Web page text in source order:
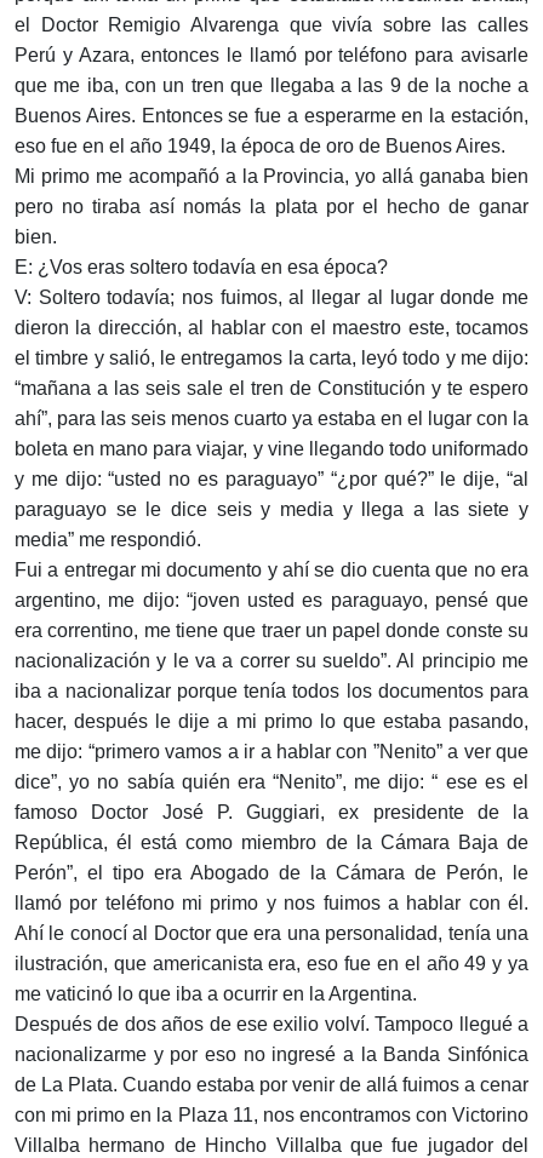
el Doctor Remigio Alvarenga que vivía sobre las calles
Perú y Azara, entonces le llamó por teléfono para avisarle
que me iba, con un tren que llegaba a las 9 de la noche a
Buenos Aires. Entonces se fue a esperarme en la estación,
eso fue en el año 1949, la época de oro de Buenos Aires.
Mi primo me acompañó a la Provincia, yo allá ganaba bien
pero no tiraba así nomás la plata por el hecho de ganar
bien.
E: ¿Vos eras soltero todavía en esa época?
V: Soltero todavía; nos fuimos, al llegar al lugar donde me
dieron la dirección, al hablar con el maestro este, tocamos
el timbre y salió, le entregamos la carta, leyó todo y me dijo:
“mañana a las seis sale el tren de Constitución y te espero
ahí”, para las seis menos cuarto ya estaba en el lugar con la
boleta en mano para viajar, y vine llegando todo uniformado
y me dijo: “usted no es paraguayo” “¿por qué?” le dije, “al
paraguayo se le dice seis y media y llega a las siete y
media” me respondió.
Fui a entregar mi documento y ahí se dio cuenta que no era
argentino, me dijo: “joven usted es paraguayo, pensé que
era correntino, me tiene que traer un papel donde conste su
nacionalización y le va a correr su sueldo”. Al principio me
iba a nacionalizar porque tenía todos los documentos para
hacer, después le dije a mi primo lo que estaba pasando,
me dijo: “primero vamos a ir a hablar con ”Nenito” a ver que
dice”, yo no sabía quién era “Nenito”, me dijo: “ ese es el
famoso Doctor José P. Guggiari, ex presidente de la
República, él está como miembro de la Cámara Baja de
Perón”, el tipo era Abogado de la Cámara de Perón, le
llamó por teléfono mi primo y nos fuimos a hablar con él.
Ahí le conocí al Doctor que era una personalidad, tenía una
ilustración, que americanista era, eso fue en el año 49 y ya
me vaticinó lo que iba a ocurrir en la Argentina.
Después de dos años de ese exilio volví. Tampoco llegué a
nacionalizarme y por eso no ingresé a la Banda Sinfónica
de La Plata. Cuando estaba por venir de allá fuimos a cenar
con mi primo en la Plaza 11, nos encontramos con Victorino
Villalba hermano de Hincho Villalba que fue jugador del